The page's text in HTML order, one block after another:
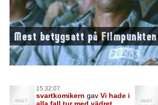
Mest betygsatt på Filmpunkten
15:32:07
svartkomikern gav Vi hade i
alla fall tur med vädret